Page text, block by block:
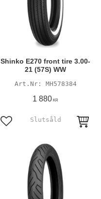
Shinko E270 front tire 3.00-
21 (57S) WW
MH578384
1 880 KR
Lägg till i favoriter